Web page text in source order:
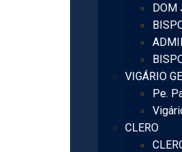
DOM
VIGÁRIO
Pe.
CLERO